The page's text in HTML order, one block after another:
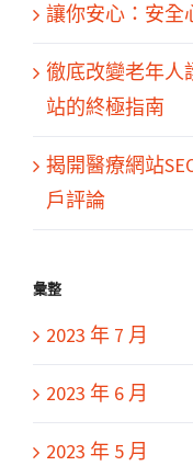
讓你安心：安全
徹底改變老年人
站的終極指南
揭開醫療網站
戶評論
彙整
2023 年 7 月
2023 年 6 月
2023 年 5 月